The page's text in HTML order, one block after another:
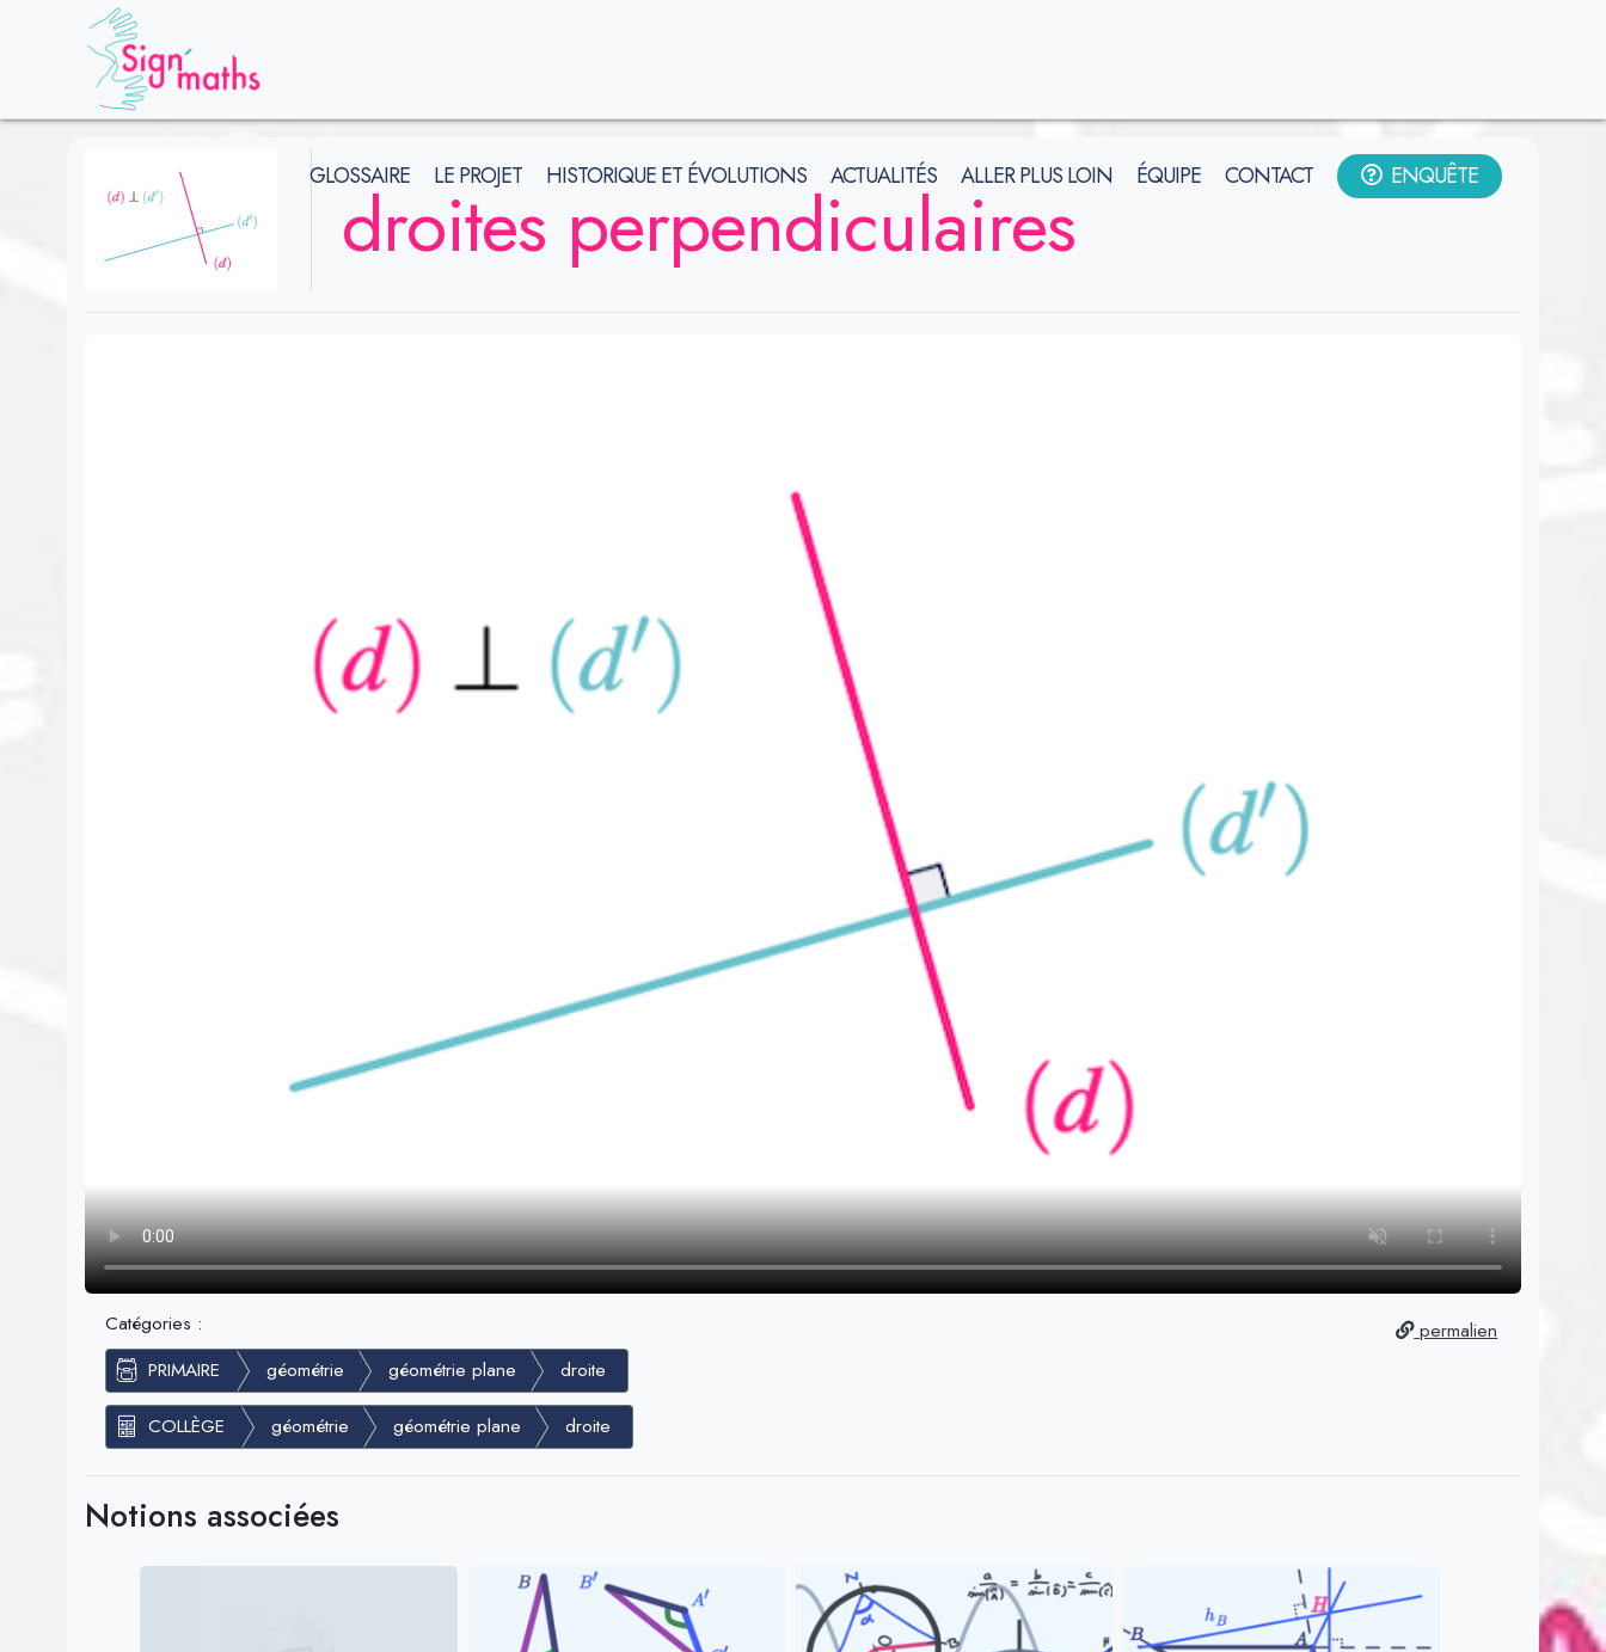
GLOSSAIRE LE PROJET HISTORIQUE ET ÉVOLUTIONS ACTUALITÉS ALLER PLUS LOIN ÉQUIPE CONTACT ENQUÊTE
droites perpendiculaires
permalien
Catégories :
PRIMAIRE géométrie géométrie plane droite
COLLÈGE géométrie géométrie plane droite
Notions associées